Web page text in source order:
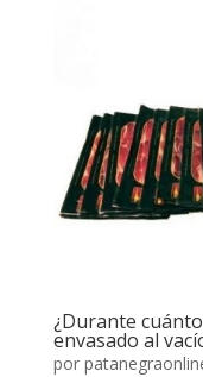
¿Durante
envasado al
por